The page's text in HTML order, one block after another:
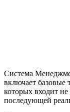
Система
включает базовые
которых входит
последующей